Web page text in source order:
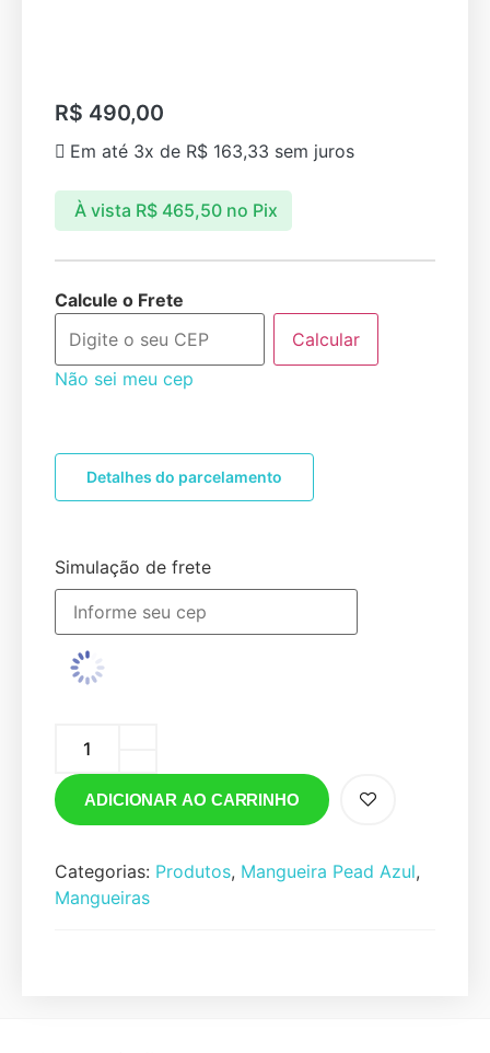
R$ 490,00
Em até 3x de R$ 163,33 sem juros
À vista R$465,50 no Pix
Calcule o Frete
Calcular
Não sei meu cep
Detalhes do parcelamento
Simulação de frete
ADICIONAR AO CARRINHO
Categorias: Produtos, Mangueira Pead Azul,
Mangueiras